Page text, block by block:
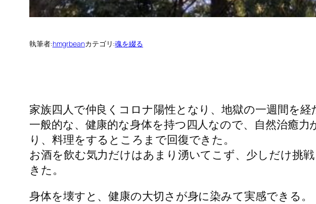
執筆者:hmgrbeanカテゴリ:魂を綴る
家族四人で仲良くコロナ陽性となり、地獄の一週間を経
一般的な、健康的な身体を持つ四人なので、自然治癒
り、料理をするところまで回復できた。
お酒を飲む気力だけはあまり湧いてこず、少しだけ挑
きた。
身体を壊すと、健康の大切さが身に染みて実感できる。